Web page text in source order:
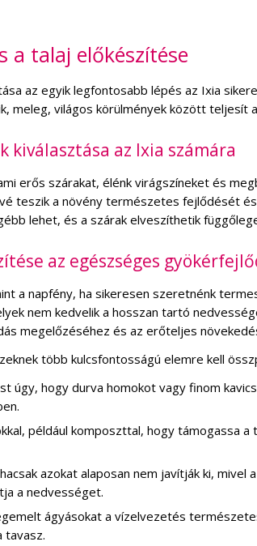
a talaj előkészítése
az egyik legfontosabb lépés az Ixia
meleg, világos körülmények között teljesít
kiválasztása az Ixia számára
erős szárakat, élénk virágszíneket és
teszik a növény természetes fejlődését
lehet, és a szárak elveszíthetik
az egészséges
a napfény, ha sikeresen szeretnénk
nem kedvelik a hosszan tartó
megelőzéséhez és az erőteljes
több kulcsfontosságú elemre kell
úgy, hogy durva homokot vagy finom
például komposzttal, hogy támogassa
azokat alaposan nem javítják ki, mivel
a nedvességet.
ágyásokat a vízelvezetés
tavasz.